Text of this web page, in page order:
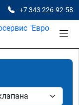
+7 343 226-92-58